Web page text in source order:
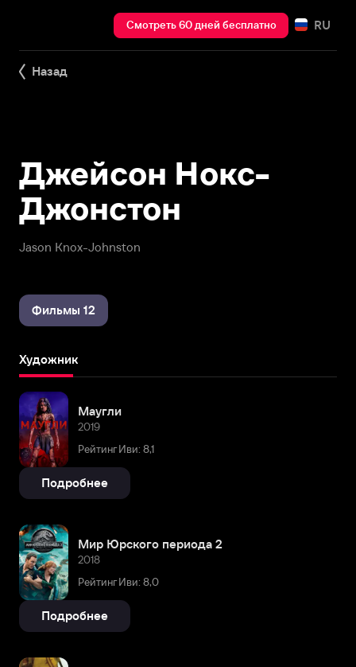
Смотреть 60 дней бесплатно RU
Назад
Jason Knox-Johnston
Джейсон Нокс-
Джонстон
Фильмы 12
Художник
Маугли
2019
Рейтинг Иви: 8,1
Подробнее
Мир Юрского периода 2
2018
Рейтинг Иви: 8,0
Подробнее